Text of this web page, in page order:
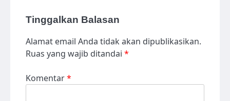
Tinggalkan Balasan
Alamat email Anda tidak akan dipublikasikan.
Ruas yang wajib ditandai *
Komentar*